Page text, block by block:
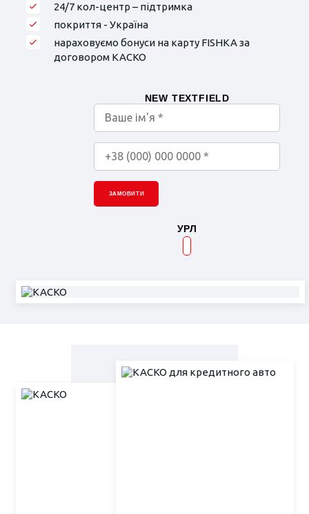
24/7 кол-центр – підтримка
покриття - Україна
нараховуємо бонуси на карту FISHKA за
договором КАСКО
NEW TEXTFIELD
ЗАМОВИТИ
УРЛ